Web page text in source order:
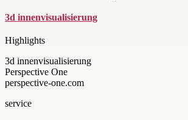
3d innenvisualisierung
Highlights
3d innenvisualisierung
Perspective One
perspective-one.com
service